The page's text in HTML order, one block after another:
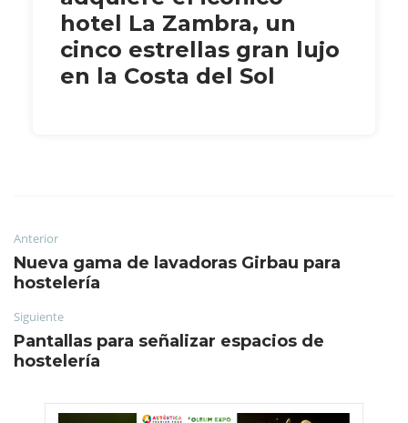
hotel La Zambra, un
cinco estrellas gran lujo
en la Costa del Sol
Anterior
Nueva gama de lavadoras Girbau para
hostelería
Siguiente
Pantallas para señalizar espacios de
hostelería